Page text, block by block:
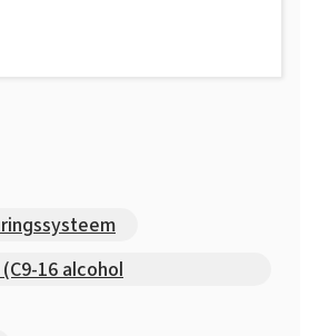
16 alcohol